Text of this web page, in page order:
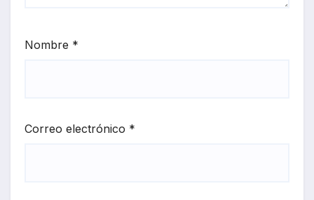
Nombre *
Correo electrónico *